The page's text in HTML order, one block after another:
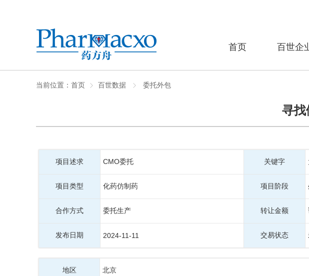
首页 百世企
当前位置： 首页 百世数据 委托外包
寻找
项目述求 CMO委托 关键字
项目类型 化药仿制药 项目阶段
合作方式 委托生产 转让金额
发布日期 2024-11-11 交易状态
地区 北京